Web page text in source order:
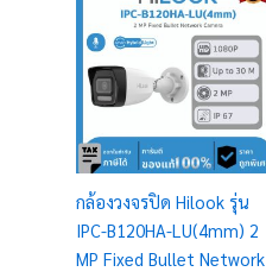
กล้องวงจรปิด Hilook รุ่น
IPC-B120HA-LU(4mm) 2
MP Fixed Bullet Network